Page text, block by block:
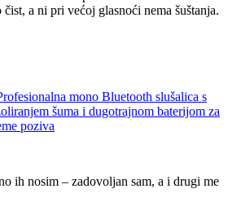
a ni pri većoj glasnoći nema šuštanja.
mono Bluetooth slušalica s
šuma i dugotrajnom baterijom za
poziva
ih nosim – zadovoljan sam, a i drugi me